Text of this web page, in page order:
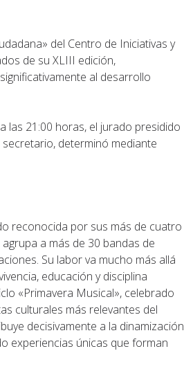
del Centro de Iniciativas y
de su XLIII edición,
al desarrollo
las 21:00 horas, el jurado presidido
determinó mediante
reconocida por sus más de cuatro
a más de 30 bandas de
Su labor va mucho más allá
educación y disciplina
«Primavera Musical», celebrado
culturales más relevantes del
decisivamente a la dinamización
experiencias únicas que forman